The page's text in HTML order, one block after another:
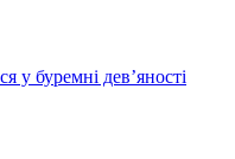
у буремні дев’яності